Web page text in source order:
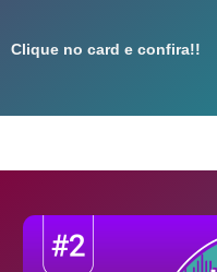
Clique no card e confira!!